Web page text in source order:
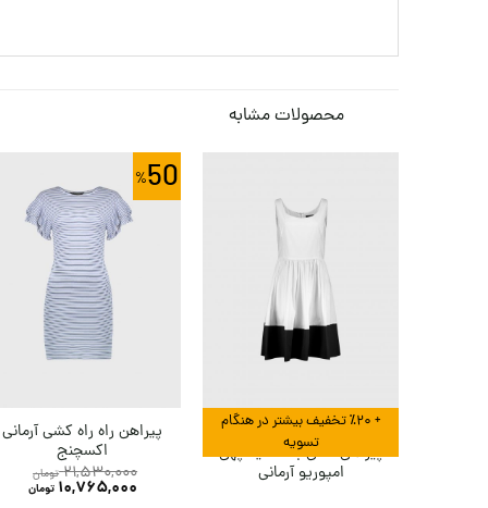
محصولات مشابه
+ ٪۲۰ تخفیف بیشتر در هنگام
تسویه
پیراهن کتان با حاشیه پهن
امپوریو آرمانی
50
پیراهن راه راه کشی آرمانی
اکسچنج
21,530,000 تومان
10,765,000 تومان